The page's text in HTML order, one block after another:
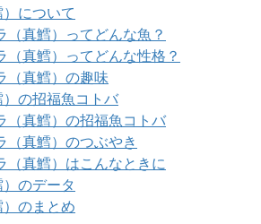
について
（真鱈）ってどんな魚？
（真鱈）ってどんな性格？
（真鱈）の趣味
の招福魚コトバ
（真鱈）の招福魚コトバ
（真鱈）のつぶやき
（真鱈）はこんなときに
のデータ
のまとめ